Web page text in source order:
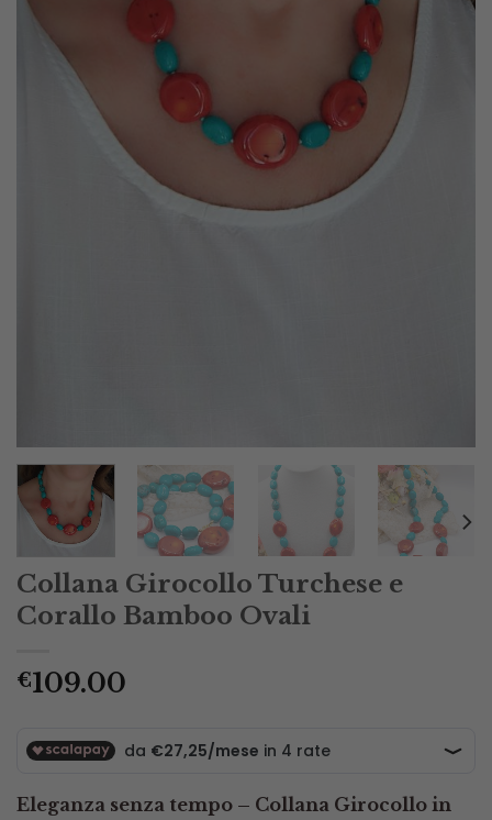
Collana Girocollo Turchese e
Corallo Bamboo Ovali
€109.00
Eleganza senza tempo – Collana Girocollo in